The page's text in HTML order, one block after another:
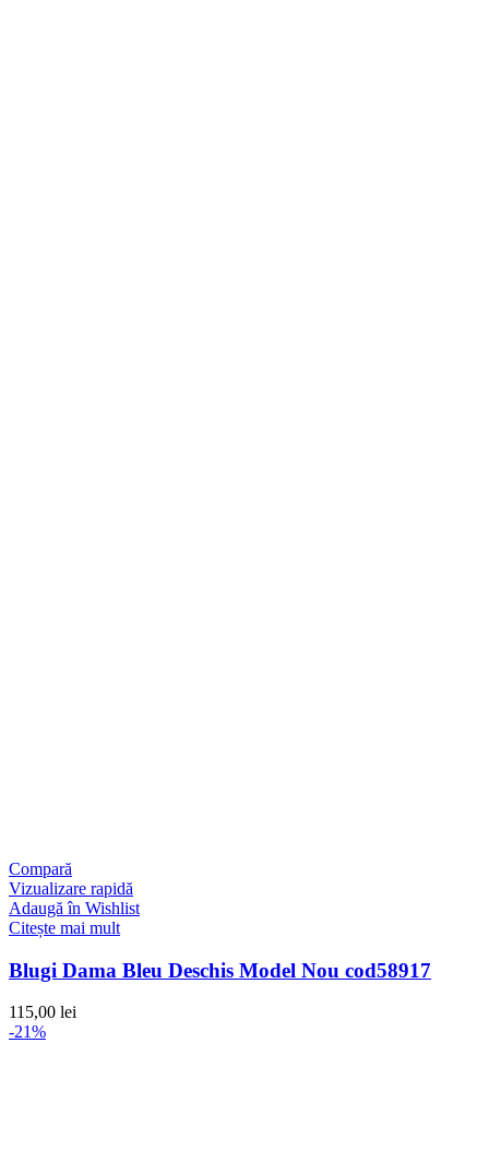
Compară
Vizualizare rapidă
Adaugă în Wishlist
Citește mai mult
Blugi Dama Bleu Deschis Model Nou cod58917
115,00 lei
-21%